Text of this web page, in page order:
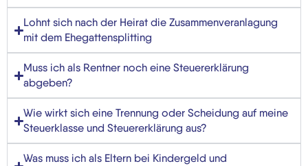
Lohnt sich nach der Heirat die Zusammenveranlagung
mit dem Ehegattensplitting
Muss ich als Rentner noch eine Steuererklärung
abgeben?
Wie wirkt sich eine Trennung oder Scheidung auf meine
Steuerklasse und Steuererklärung aus?
Was muss ich als Eltern bei Kindergeld und